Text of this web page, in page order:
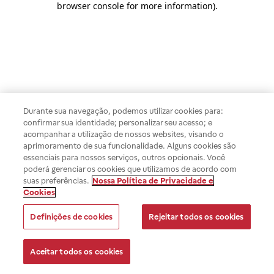
browser console for more information).
Durante sua navegação, podemos utilizar cookies para:
confirmar sua identidade; personalizar seu acesso; e
acompanhar a utilização de nossos websites, visando o
aprimoramento de sua funcionalidade. Alguns cookies são
essenciais para nossos serviços, outros opcionais. Você
poderá gerenciar os cookies que utilizamos de acordo com
suas preferências. Nossa Política de Privacidade e
Cookies
Definições de cookies Rejeitar todos os cookies
Aceitar todos os cookies